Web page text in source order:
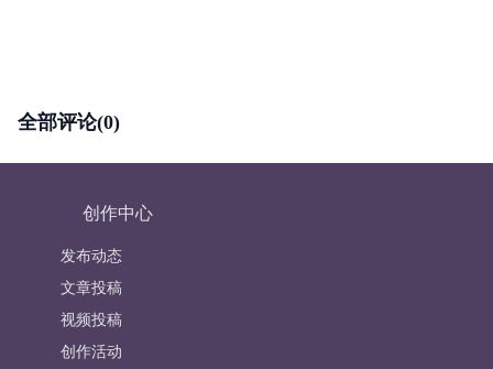
全部评论(0)
创作中心
发布动态
文章投稿
视频投稿
创作活动